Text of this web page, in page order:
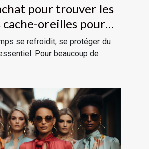
pour trouver les
oreilles pour
se refroidit, se protéger du
Pour beaucoup de